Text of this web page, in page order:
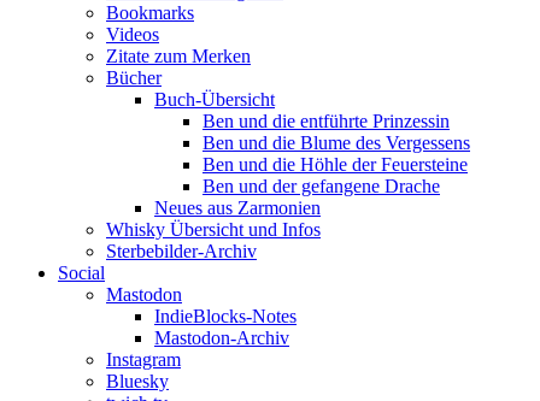
Bookmarks
Videos
Zitate zum Merken
Bücher
Buch-Übersicht
Ben und die entführte Prinzessin
Ben und die Blume des Vergessens
Ben und die Höhle der Feuersteine
Ben und der gefangene Drache
Neues aus Zarmonien
Whisky Übersicht und Infos
Sterbebilder-Archiv
Social
Mastodon
IndieBlocks-Notes
Mastodon-Archiv
Instagram
Bluesky